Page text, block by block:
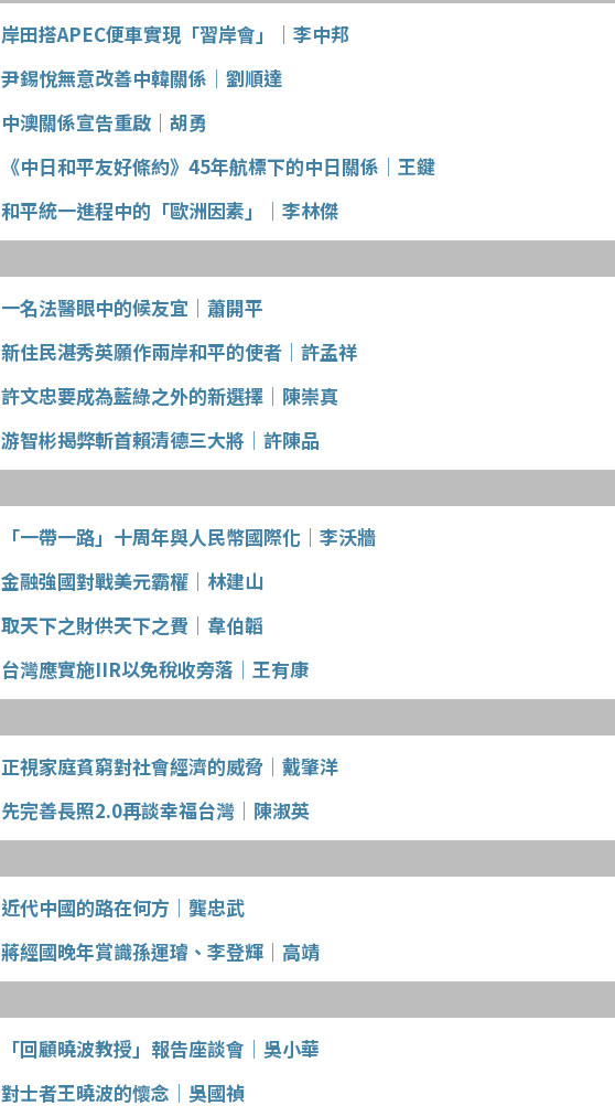
岸田搭APEC便車實現「習岸會」│李中邦
尹錫悅無意改善中韓關係│劉順達
中澳關係宣告重啟│胡勇
《中日和平友好條約》45年航標下的中日關係│王鍵
和平統一進程中的「歐洲因素」│李林傑
一名法醫眼中的候友宜│蕭開平
新住民湛秀英願作兩岸和平的使者│許孟祥
許文忠要成為藍綠之外的新選擇│陳崇真
游智彬揭弊斬首賴清德三大將│許陳品
「一帶一路」十周年與人民幣國際化│李沃牆
金融強國對戰美元霸權│林建山
取天下之財供天下之費│韋伯韜
台灣應實施IIR以免稅收旁落│王有康
正視家庭貧窮對社會經濟的威脅│戴肇洋
先完善長照2.0再談幸福台灣│陳淑英
近代中國的路在何方│龔忠武
蔣經國晚年賞識孫運璿、李登輝│高靖
「回顧曉波教授」報告座談會│吳小華
對士者王曉波的懷念│吳國禎